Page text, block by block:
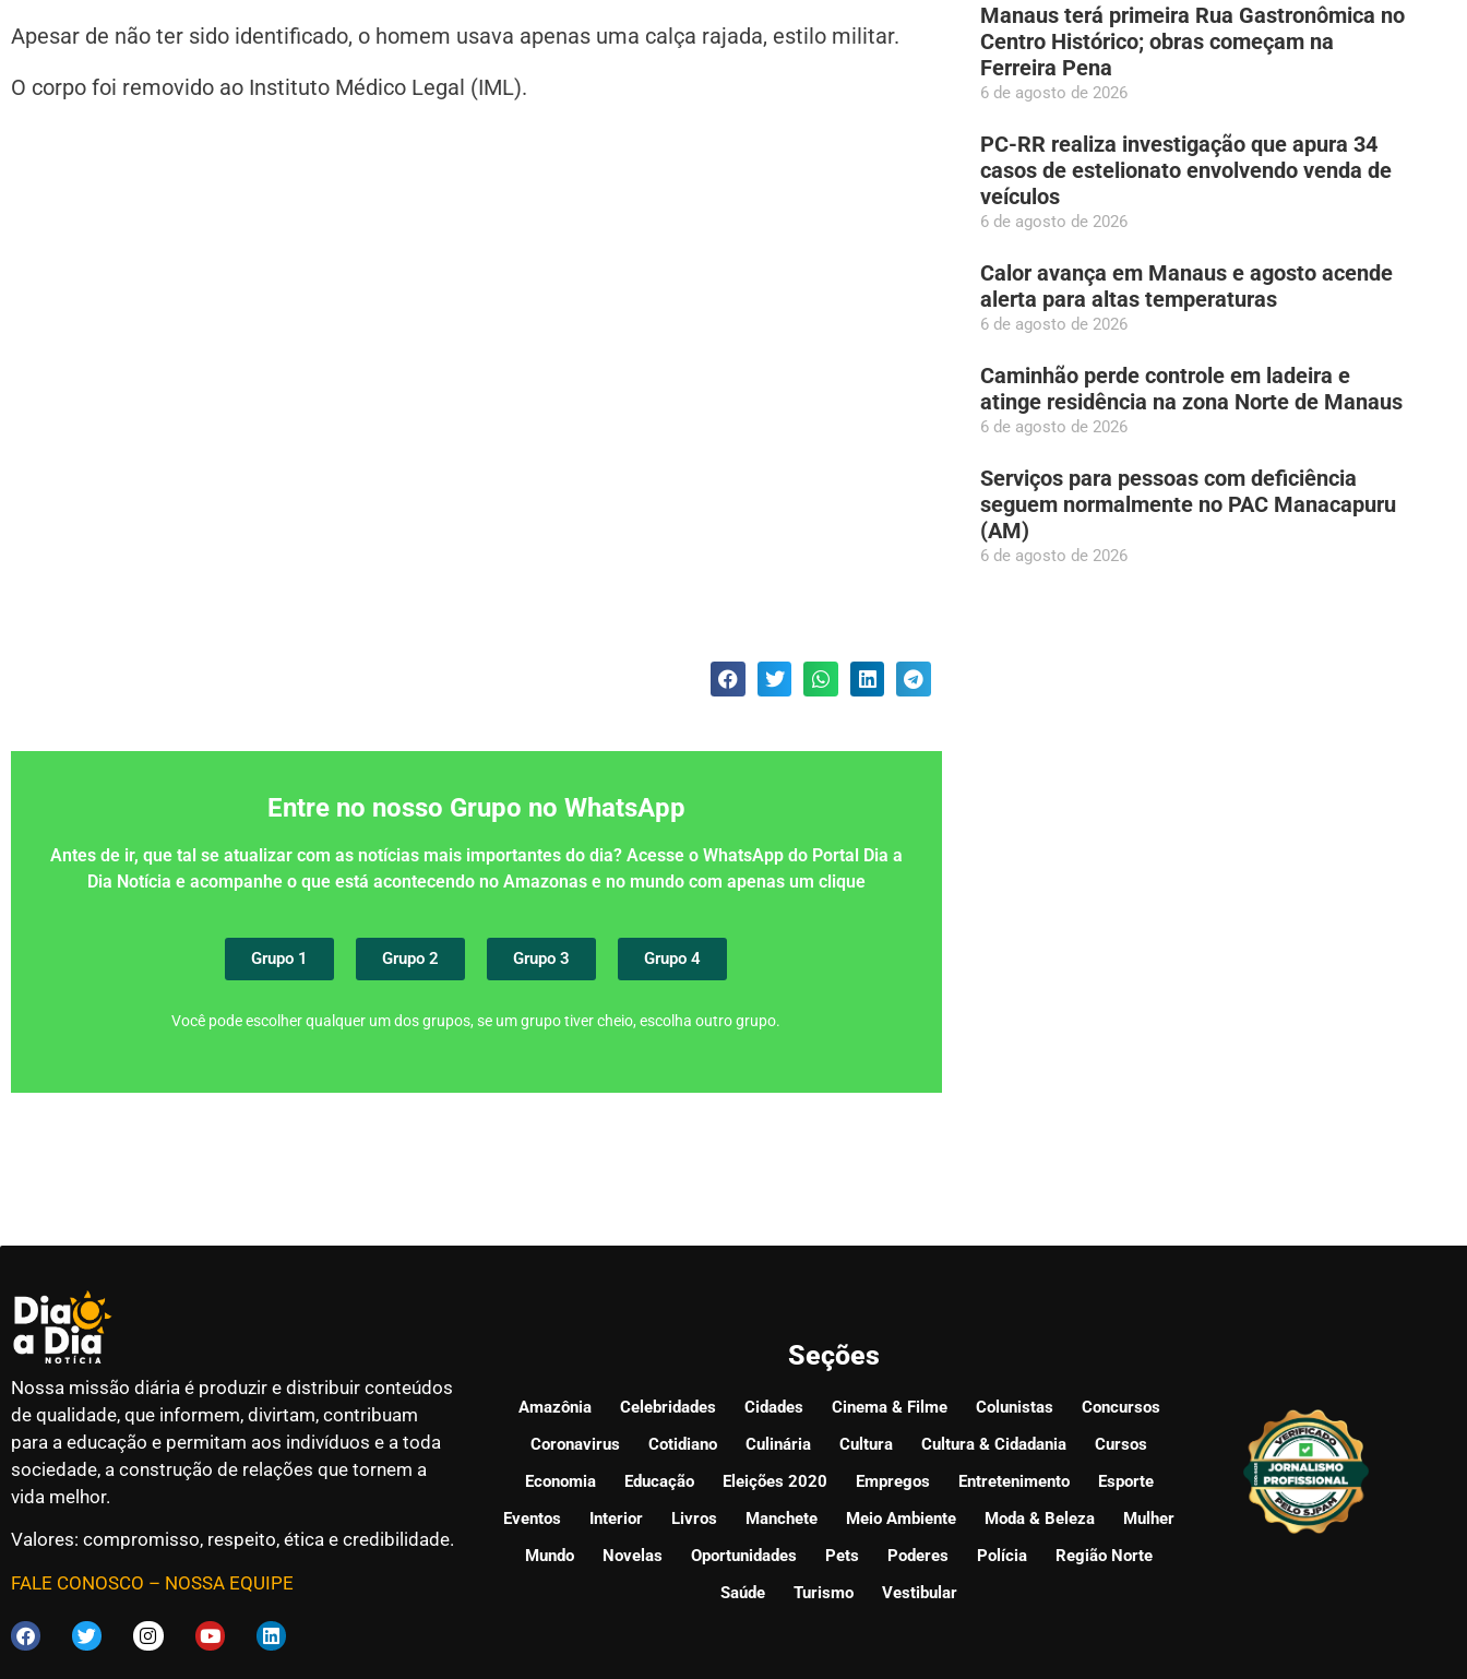
Apesar de não ter sido identificado, o homem usava apenas uma calça rajada, estilo militar.
O corpo foi removido ao Instituto Médico Legal (IML).
Entre no nosso Grupo no WhatsApp
Antes de ir, que tal se atualizar com as notícias mais importantes do dia? Acesse o WhatsApp do Portal Dia a
Dia Notícia e acompanhe o que está acontecendo no Amazonas e no mundo com apenas um clique
Grupo 1 Grupo 2 Grupo 3 Grupo 4
Você pode escolher qualquer um dos grupos, se um grupo tiver cheio, escolha outro grupo.
Manaus terá primeira Rua Gastronômica no
Centro Histórico; obras começam na
Ferreira Pena
6 de agosto de 2026
PC-RR realiza investigação que apura 34
casos de estelionato envolvendo venda de
veículos
6 de agosto de 2026
Calor avança em Manaus e agosto acende
alerta para altas temperaturas
6 de agosto de 2026
Caminhão perde controle em ladeira e
atinge residência na zona Norte de Manaus
6 de agosto de 2026
Serviços para pessoas com deficiência
seguem normalmente no PAC Manacapuru
(AM)
6 de agosto de 2026
Nossa missão diária é produzir e distribuir conteúdos
de qualidade, que informem, divirtam, contribuam
para a educação e permitam aos indivíduos e a toda
sociedade, a construção de relações que tornem a
vida melhor.
Valores: compromisso, respeito, ética e credibilidade.
FALE CONOSCO – NOSSA EQUIPE
Seções
Amazônia Celebridades Cidades Cinema & Filme Colunistas
Concursos
Coronavirus
Cotidiano Culinária Cultura Cultura & Cidadania
Cursos
Economia
Educação Eleições 2020 Empregos Entretenimento
Esporte
Eventos
Interior Livros Manchete Meio Ambiente Moda & Beleza
Mulher
Mundo
Novelas Oportunidades Pets Poderes Polícia
Região Norte
Saúde
Turismo Vestibular